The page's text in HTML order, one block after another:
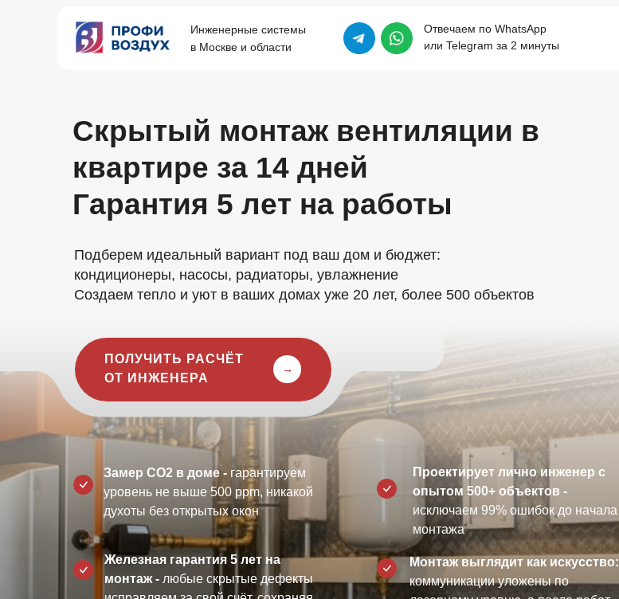
Скрытый монтаж вентиляции в
квартире за 14 дней
Гарантия 5 лет на работы
ПОЛУЧИТЬ РАСЧЁТ
ОТ ИНЖЕНЕРА
→
Подберем идеальный вариант под ваш дом и бюджет:
кондиционеры, насосы, радиаторы, увлажнение
Создаем тепло и уют в ваших домах уже 20 лет, более 500 объектов
Замер CO2 в доме - гарантируем
уровень не выше 500 ppm, никакой
духоты без открытых окон
Железная гарантия 5 лет на
монтаж - любые скрытые дефекты
Проектирует лично инженер с
опытом 500+ объектов -
исключаем 99% ошибок до начала
монтажа
Монтаж выглядит как искусство:
коммуникации уложены по
Отвечаем по WhatsApp
или Telegram за 2 минуты
Инженерные системы
в Москве и области